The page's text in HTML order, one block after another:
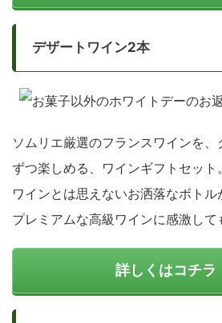
デザートワイン2本
ソムリエ厳選のフランスワインを
ずつ楽しめる、ワインギフトセット。
ワインとは思えないお洒落なボトル
プレミアムな高級ワインに感激して
詳しくはコチラ